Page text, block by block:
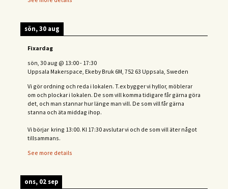
sön, 30 aug
Fixardag
sön, 30 aug @ 13:00- 17:30
Uppsala Makerspace, Ekeby Bruk 6M, 752 63 Uppsala, Sweden
Vi gör ordning och reda i lokalen. T.ex bygger vi hyllor, möblerar
om och plockar i lokalen. De som vill komma tidigare får gärna göra
det, och man stannar hur länge man vill. De som vill får gärna
stanna och äta middag ihop.
Vi börjar kring 13:00. Kl 17:30 avslutar vi och de som vill äter något
tillsammans.
See more details
ons, 02 sep